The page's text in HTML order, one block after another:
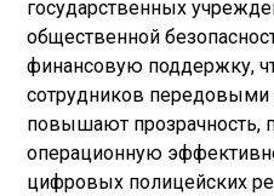
государственных
общественной
финансовую поддержку,
сотрудников
повышают прозрачность,
операционную
цифровых полицейских